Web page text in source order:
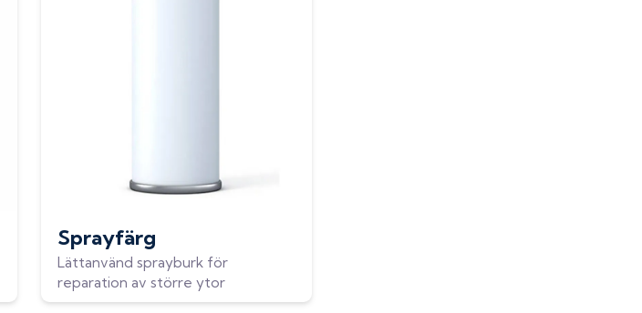
Sprayfärg
Lättanvänd sprayburk för
reparation av större ytor